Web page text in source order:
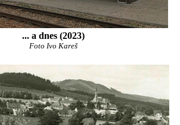
... a dnes (2023)
Foto Ivo Kareš